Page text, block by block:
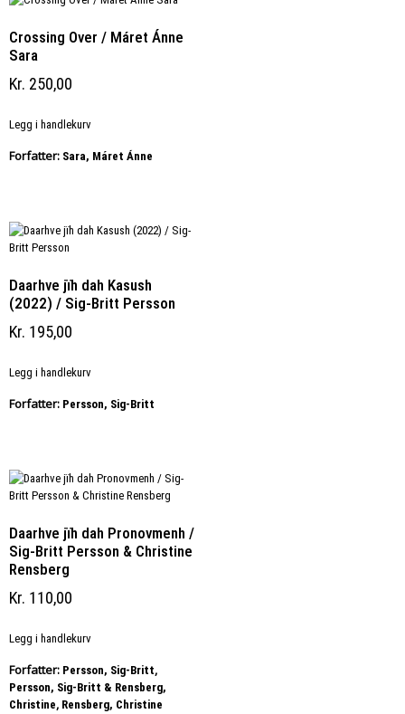
Crossing Over / Máret Ánne
Sara
Kr 250,00
Legg i handlekurv
Forfatter: Sara, Máret Ánne
Daarhve jïh dah Kasush
(2022) / Sig-Britt Persson
Kr 195,00
Legg i handlekurv
Forfatter: Persson, Sig-Britt
Daarhve jïh dah Pronovmenh /
Sig-Britt Persson & Christine
Rensberg
Kr 110,00
Legg i handlekurv
Forfatter: Persson, Sig-Britt,
Persson, Sig-Britt & Rensberg,
Christine, Rensberg, Christine